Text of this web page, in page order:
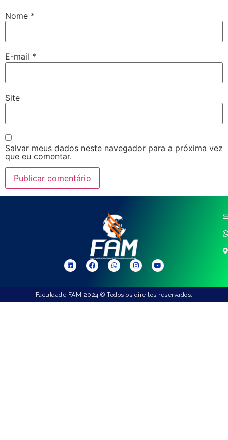
Nome *
E-mail *
Site
Salvar meus dados neste navegador para a próxima vez
que eu comentar.
Faculdade FAM 2024 © Todos os direitos reservados.